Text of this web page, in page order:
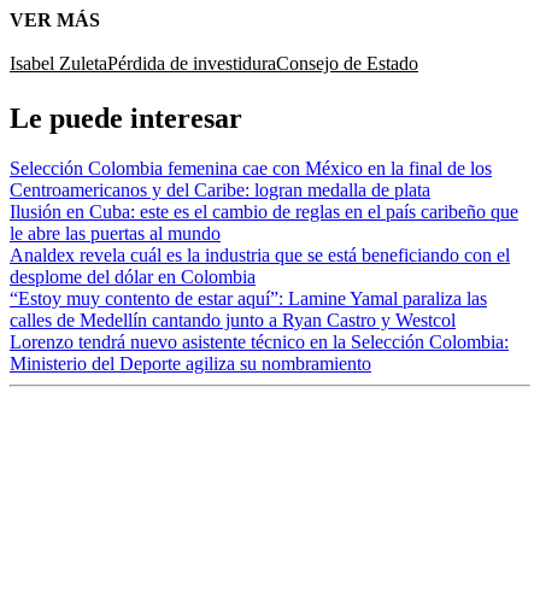
VER MÁS
Isabel ZuletaPérdida de investiduraConsejo de Estado
Le puede interesar
Selección Colombia femenina cae con México en la final de los
Centroamericanos y del Caribe: logran medalla de plata
Ilusión en Cuba: este es el cambio de reglas en el país caribeño que
le abre las puertas al mundo
Analdex revela cuál es la industria que se está beneficiando con el
desplome del dólar en Colombia
“Estoy muy contento de estar aquí”: Lamine Yamal paraliza las
calles de Medellín cantando junto a Ryan Castro y Westcol
Lorenzo tendrá nuevo asistente técnico en la Selección Colombia:
Ministerio del Deporte agiliza su nombramiento